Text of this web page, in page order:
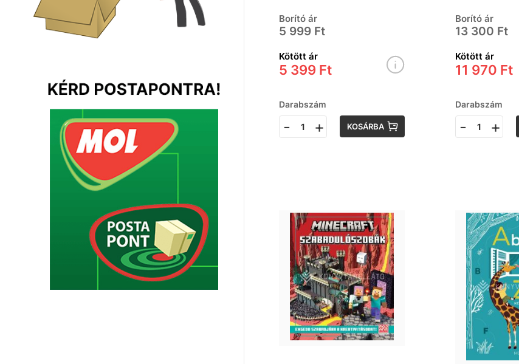
Borító ár
5 999 Ft
Kötött ár
5 399 Ft
Darabszám
- + KOSÁRBA
Borító ár
13 300 Ft
Kötött ár
11 970 Ft
Darabszám
- +